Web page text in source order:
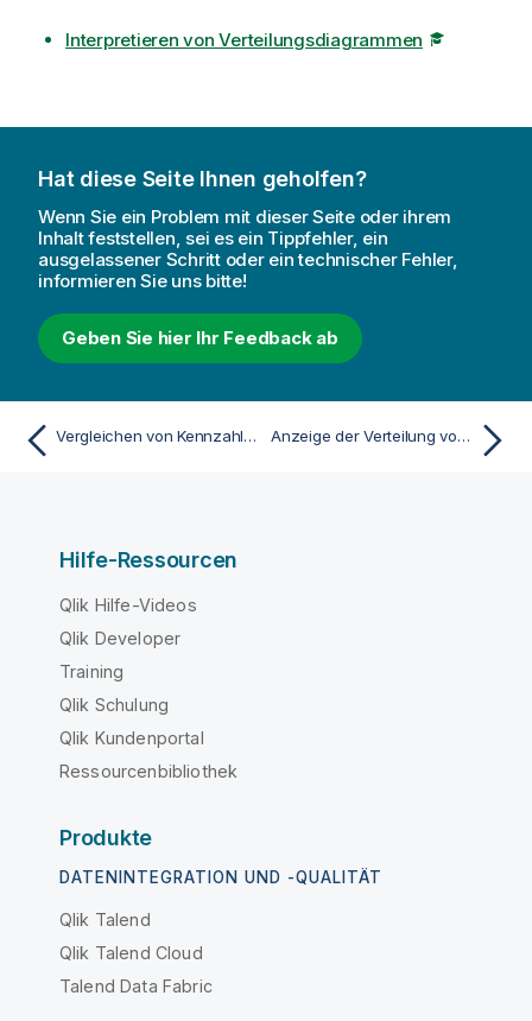
Interpretieren von Verteilungsdiagrammen
Hat diese Seite Ihnen geholfen?
Wenn Sie ein Problem mit dieser Seite oder ihrem
Inhalt feststellen, sei es ein Tippfehler, ein
ausgelassener Schritt oder ein technischer Fehler,
informieren Sie uns bitte!
Geben Sie hier Ihr Feedback ab
Vergleichen von Kennzahlen mit unterschiedlicher Skala in einem Kombi-Diagramm Anzeige der Verteilung von Kennzahlwerten in einer Dimension mit einem Verteilungsdiagramm
Hilfe-Ressourcen
Qlik Hilfe-Videos
Qlik Developer
Training
Qlik Schulung
Qlik Kundenportal
Ressourcenbibliothek
Produkte
DATENINTEGRATION UND -QUALITÄT
Qlik Talend
Qlik Talend Cloud
Talend Data Fabric